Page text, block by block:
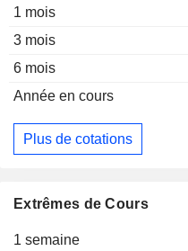
1 mois
3 mois
6 mois
Année en cours
Plus de cotations
Extrêmes de Cours
1 semaine